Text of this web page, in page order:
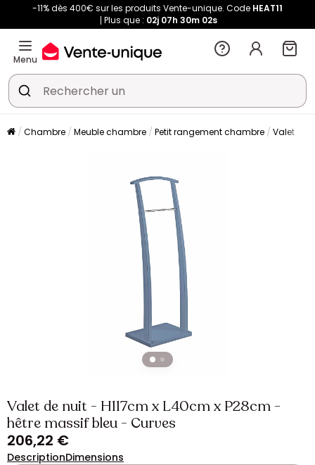
-11% dès 400€ sur les produits Vente-unique. Code HEAT11
Plus que : 02j 07h 30m 01s
Menu
Chambre Meuble chambre Petit rangement chambre Valet
Valet de nuit - H117cm x L40cm x P28cm -
hêtre massif bleu - Curves
206,22 €
DescriptionDimensions